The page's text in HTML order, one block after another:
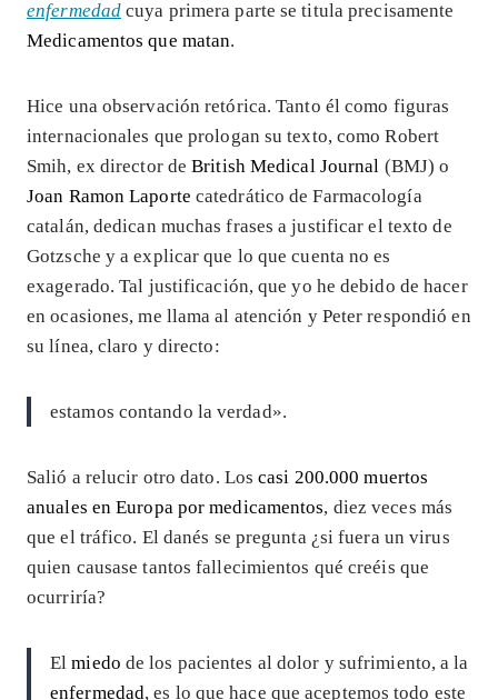
enfermedad cuya primera parte se titula precisamente
Medicamentos que matan.
Hice una observación retórica. Tanto él como figuras
internacionales que prologan su texto, como Robert
Smih, ex director deBritish Medical Journal (BMJ) o
Joan Ramon Laporte catedrático de Farmacología
catalán, dedican muchas frases a justificar el texto de
Gotzsche y a explicar que lo que cuenta no es
exagerado. Tal justificación, que yo he debido de hacer
en ocasiones, me llama al atención y Peter respondió en
su línea, claro y directo:
estamos contando la verdad».
Salió a relucir otro dato. Loscasi 200.000 muertos
anuales en Europa por medicamentos, diez veces más
que el tráfico. El danés se pregunta ¿si fuera un virus
quien causase tantos fallecimientos qué creéis que
ocurriría?
Elmiedo de los pacientes al dolor y sufrimiento, a la
enfermedad, es lo que hace que aceptemos todo este